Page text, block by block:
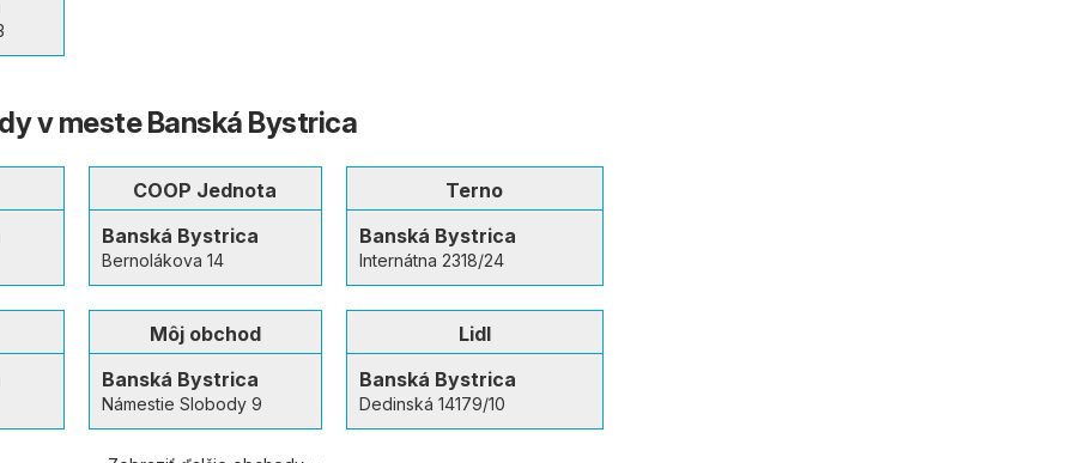
v meste Banská Bystrica
COOP Jednota
Banská Bystrica
Bernolákova 14
Terno
Banská Bystrica
Internátna 2318/24
Môj obchod
Banská Bystrica
Námestie Slobody 9
Lidl
Banská Bystrica
Dedinská 14179/10